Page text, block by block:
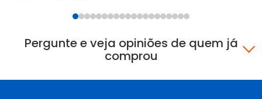
Pergunte e veja opiniões de quem já
comprou